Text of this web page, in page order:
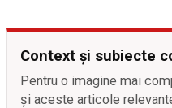
Context și subiecte
Pentru o imagine mai
și aceste articole